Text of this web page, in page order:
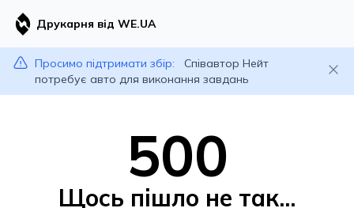
Друкарня від WE.UA
Просимо підтримати збір:
Співавтор Нейт
потребує авто для виконання завдань
500
Щось пішло не так...